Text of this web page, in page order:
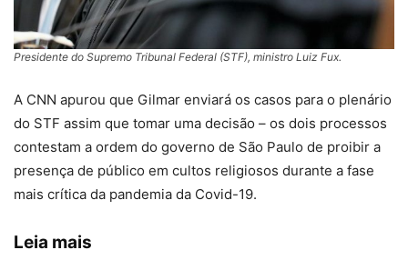
Presidente do Supremo Tribunal Federal (STF), ministro Luiz Fux.
A CNN apurou que Gilmar enviará os casos para o plenário
do STF assim que tomar uma decisão – os dois processos
contestam a ordem do governo de São Paulo de proibir a
presença de público em cultos religiosos durante a fase
mais crítica da pandemia da Covid-19.
Leia mais